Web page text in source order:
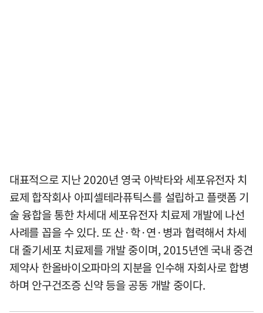
대표적으로 지난 2020년 영국 아박타와 세포유전자 치
료제 합작회사 아피셀테라퓨틱스를 설립하고 플랫폼 기
술 융합을 통한 차세대 세포유전자 치료제 개발에 나선
사례를 꼽을 수 있다. 또 산·학·연·병과 협력해서 차세
대 줄기세포 치료제를 개발 중이며, 2015년엔 국내 중견
제약사 한올바이오파마의 지분을 인수해 자회사로 합병
하며 안구건조증 신약 등을 공동 개발 중이다.